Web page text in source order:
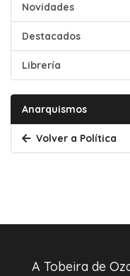
Novidades
Destacados
Librería
Anarquismos
Volver a Política
A Tobeira de